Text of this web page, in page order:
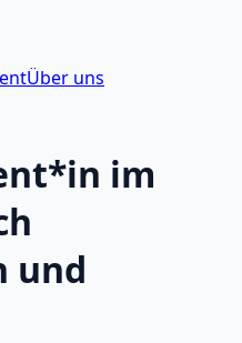
Über uns
im
und